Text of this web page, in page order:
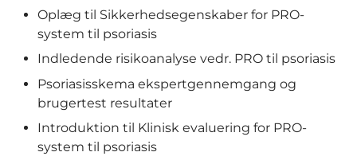
Oplæg til Sikkerhedsegenskaber for PRO-
system til psoriasis
Indledende risikoanalyse vedr. PRO til psoriasis
Psoriasisskema ekspertgennemgang og
brugertest resultater
Introduktion til Klinisk evaluering for PRO-
system til psoriasis